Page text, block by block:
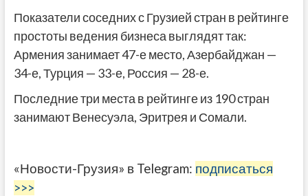
Показатели соседних с Грузией стран в рейтинге
простоты ведения бизнеса выглядят так:
Армения занимает 47-е место, Азербайджан —
34-е, Турция — 33-е, Россия — 28-е.
Последние три места в рейтинге из 190 стран
занимают Венесуэла, Эритрея и Сомали.
«Новости-Грузия» в Telegram: подписаться
>>>